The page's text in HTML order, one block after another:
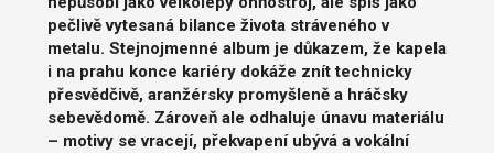
pečlivě vytesaná bilance života stráveného v
metalu. Stejnojmenné album je důkazem, že kapela
i na prahu konce kariéry dokáže znít technicky
přesvědčivě, aranžérsky promyšleně a hráčsky
sebevědomě. Zároveň ale odhaluje únavu materiálu
– motivy se vracejí, překvapení ubývá a vokální